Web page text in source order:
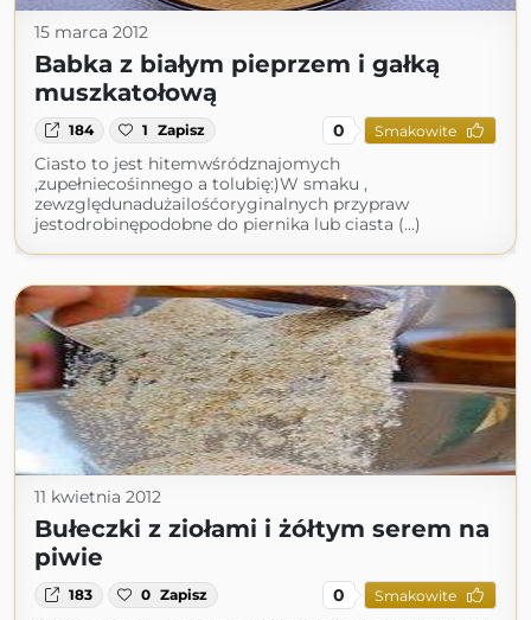
15 marca 2012
Babka z białym pieprzem i gałką
muszkatołową
184 1 Zapisz 0 Smakowite
Ciasto to jest hitemwśródznajomych
,zupełniecośinnego a tolubię:)W smaku ,
zewzględunadużailośćoryginalnych przypraw
jestodrobinępodobne do piernika lub ciasta (...)
11 kwietnia 2012
Bułeczki z ziołami i żółtym serem na
piwie
183 0 Zapisz 0 Smakowite